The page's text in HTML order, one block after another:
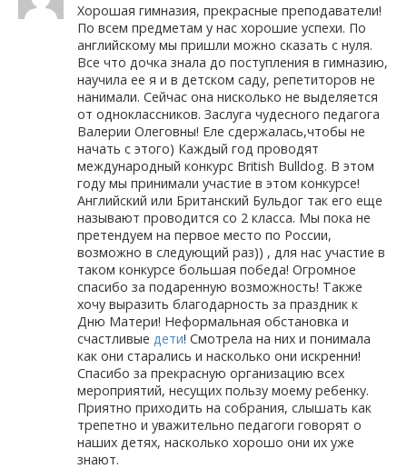
Хорошая гимназия, прекрасные преподаватели!
По всем предметам у нас хорошие успехи. По
английскому мы пришли можно сказать с нуля.
Все что дочка знала до поступления в гимназию,
научила ее я и в детском саду, репетиторов не
нанимали. Сейчас она нисколько не выделяется
от одноклассников. Заслуга чудесного педагога
Валерии Олеговны! Еле сдержалась,чтобы не
начать с этого) Каждый год проводят
международный конкурс British Bulldog. В этом
году мы принимали участие в этом конкурсе!
Английский или Британский Бульдог так его еще
называют проводится со 2 класса. Мы пока не
претендуем на первое место по России,
возможно в следующий раз)) , для нас участие в
таком конкурсе большая победа! Огромное
спасибо за подаренную возможность! Также
хочу выразить благодарность за праздник к
Дню Матери! Неформальная обстановка и
счастливые дети! Смотрела на них и понимала
как они старались и насколько они искренни!
Спасибо за прекрасную организацию всех
мероприятий, несущих пользу моему ребенку.
Приятно приходить на собрания, слышать как
трепетно и уважительно педагоги говорят о
наших детях, насколько хорошо они их уже
знают.